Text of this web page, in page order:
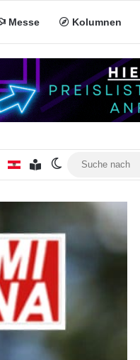
Messe Kolumnen
MiNa CHMiNa AT
Inhaltsverzeichnis
Skin umschalten